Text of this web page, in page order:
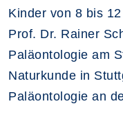
Kinder von 8 bis
Prof. Dr. Rainer
Paläontologie am
Naturkunde in
Paläontologie an